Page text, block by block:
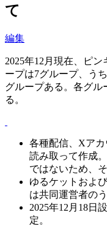
て
編集
2025年12月現在、ピ
ープは7グループ、う
グループある。各グル
る。
各種配信、Xア
読み取って作成
ではないため、
ゆるケットおよ
は共同運営者の
2025年12月18日
定。